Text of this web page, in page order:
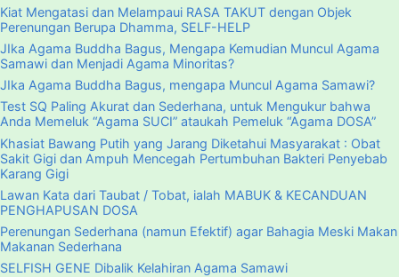
Kiat Mengatasi dan Melampaui RASA TAKUT dengan Objek
Perenungan Berupa Dhamma, SELF-HELP
JIka Agama Buddha Bagus, Mengapa Kemudian Muncul Agama
Samawi dan Menjadi Agama Minoritas?
JIka Agama Buddha Bagus, mengapa Muncul Agama Samawi?
Test SQ Paling Akurat dan Sederhana, untuk Mengukur bahwa
Anda Memeluk “Agama SUCI” ataukah Pemeluk “Agama DOSA”
Khasiat Bawang Putih yang Jarang Diketahui Masyarakat : Obat
Sakit Gigi dan Ampuh Mencegah Pertumbuhan Bakteri Penyebab
Karang Gigi
Lawan Kata dari Taubat / Tobat, ialah MABUK & KECANDUAN
PENGHAPUSAN DOSA
Perenungan Sederhana (namun Efektif) agar Bahagia Meski Makan
Makanan Sederhana
SELFISH GENE Dibalik Kelahiran Agama Samawi